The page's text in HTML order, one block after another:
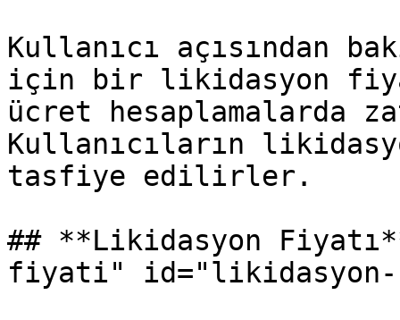
Kullanıcı açısından
için bir likidasyon
ücret hesaplamalarda
Kullanıcıların
tasfiye edilirler.
## **Likidasyon
fiyati"